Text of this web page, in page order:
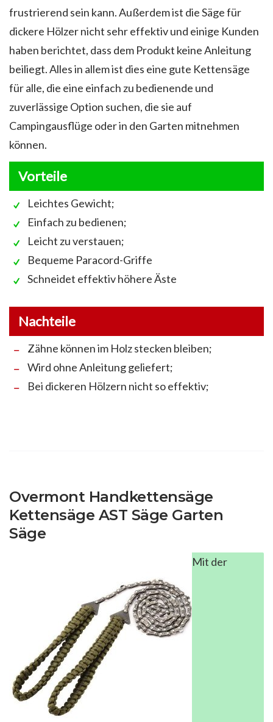
frustrierend sein kann. Außerdem ist die Säge für
dickere Hölzer nicht sehr effektiv und einige Kunden
haben berichtet, dass dem Produkt keine Anleitung
beiliegt. Alles in allem ist dies eine gute Kettensäge
für alle, die eine einfach zu bedienende und
zuverlässige Option suchen, die sie auf
Campingausflüge oder in den Garten mitnehmen
können.
Vorteile
Leichtes Gewicht;
Einfach zu bedienen;
Leicht zu verstauen;
Bequeme Paracord-Griffe
Schneidet effektiv höhere Äste
Nachteile
Zähne können im Holz stecken bleiben;
Wird ohne Anleitung geliefert;
Bei dickeren Hölzern nicht so effektiv;
Overmont Handkettensäge
Kettensäge AST Säge Garten
Säge
Mit der